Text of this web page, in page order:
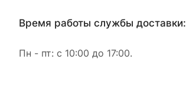
Время работы службы доставки:
Пн - пт: с 10:00 до 17:00.